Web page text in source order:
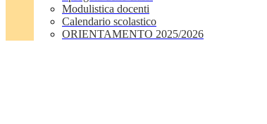
Modulistica docenti
Calendario scolastico
ORIENTAMENTO 2025/2026